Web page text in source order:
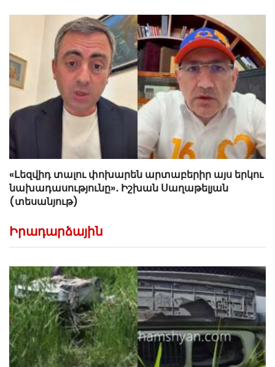
«Լեզվիդ տալու փոխարեն արտաբերիր այս երկու
նախադասությունը»․ Իշխան Սաղաթելյան
(տեսանյութ)
Իրադարձային